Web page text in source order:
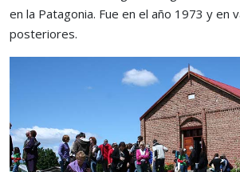
en la Patagonia. Fue en el año 1973 y en
posteriores.